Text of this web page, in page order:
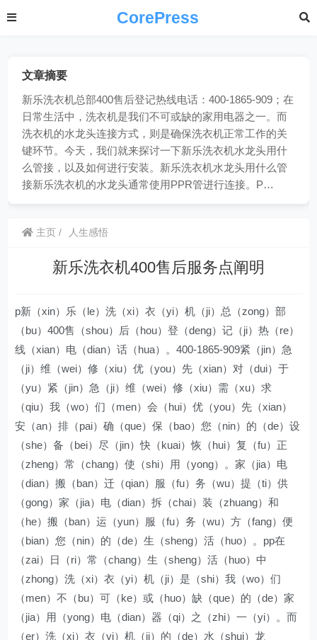
CorePress
文章摘要
新乐洗衣机总部400售后登记热线电话：400-1865-909；在
日常生活中，洗衣机是我们不可或缺的家用电器之一。而
洗衣机的水龙头连接方式，则是确保洗衣机正常工作的关
键环节。今天，我们就来探讨一下新乐洗衣机水龙头用什
么管接，以及如何进行安装。新乐洗衣机水龙头用什么管
接新乐洗衣机的水龙头通常使用PPR管进行连接。P…
主页 人生感悟
新乐洗衣机400售后服务点阐明
p新（xin）乐（le）洗（xi）衣（yi）机（ji）总（zong）部
（bu）400售（shou）后（hou）登（deng）记（ji）热（re）
线（xian）电（dian）话（hua）。400-1865-909紧（jin）急
（ji）维（wei）修（xiu）优（you）先（xian）对（dui）于
（yu）紧（jin）急（ji）维（wei）修（xiu）需（xu）求
（qiu）我（wo）们（men）会（hui）优（you）先（xian）
安（an）排（pai）确（que）保（bao）您（nin）的（de）设
（she）备（bei）尽（jin）快（kuai）恢（hui）复（fu）正
（zheng）常（chang）使（shi）用（yong）。家（jia）电
（dian）搬（ban）迁（qian）服（fu）务（wu）提（ti）供
（gong）家（jia）电（dian）拆（chai）装（zhuang）和
（he）搬（ban）运（yun）服（fu）务（wu）方（fang）便
（bian）您（nin）的（de）生（sheng）活（huo）。pp在
（zai）日（ri）常（chang）生（sheng）活（huo）中
（zhong）洗（xi）衣（yi）机（ji）是（shi）我（wo）们
（men）不（bu）可（ke）或（huo）缺（que）的（de）家
（jia）用（yong）电（dian）器（qi）之（zhi）一（yi）。而
（er）洗（xi）衣（yi）机（ji）的（de）水（shui）龙